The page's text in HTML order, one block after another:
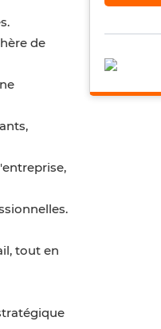
de
tout en